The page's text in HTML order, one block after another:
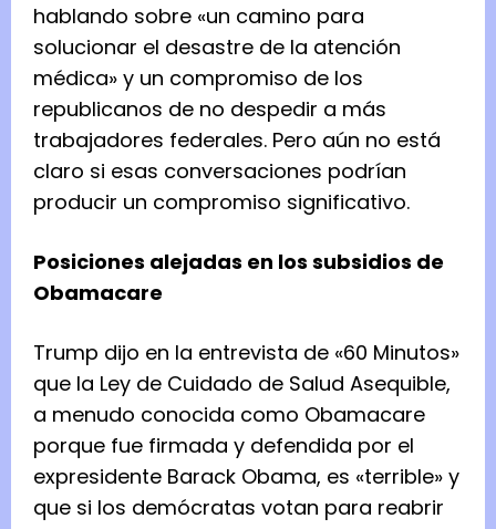
hablando sobre «un camino para
solucionar el desastre de la atención
médica» y un compromiso de los
republicanos de no despedir a más
trabajadores federales. Pero aún no está
claro si esas conversaciones podrían
producir un compromiso significativo.
Posiciones alejadas en los subsidios de
Obamacare
Trump dijo en la entrevista de «60 Minutos»
que la Ley de Cuidado de Salud Asequible,
a menudo conocida como Obamacare
porque fue firmada y defendida por el
expresidente Barack Obama, es «terrible» y
que si los demócratas votan para reabrir